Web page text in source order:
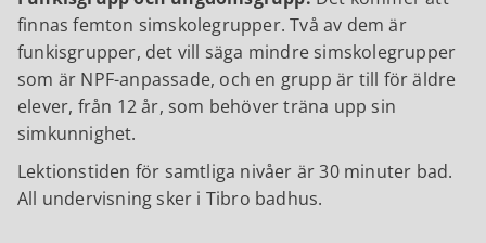
finnas femton simskolegrupper. Två av dem är
funkisgrupper, det vill säga mindre simskolegrupper
som är NPF-anpassade, och en grupp är till för äldre
elever, från 12 år, som behöver träna upp sin
simkunnighet.
Lektionstiden för samtliga nivåer är 30 minuter bad.
All undervisning sker i Tibro badhus.